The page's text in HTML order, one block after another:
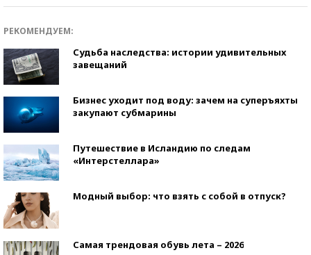
РЕКОМЕНДУЕМ:
Судьба наследства: истории удивительных
завещаний
Бизнес уходит под воду: зачем на суперъяхты
закупают субмарины
Путешествие в Исландию по следам
«Интерстеллара»
Модный выбор: что взять с собой в отпуск?
Самая трендовая обувь лета – 2026